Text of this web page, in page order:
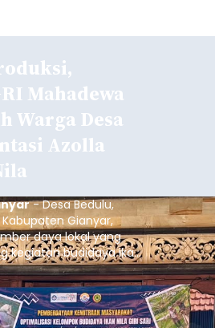
Mahadewa
Warga Desa
Azolla
- Desa Bedulu,
Gianyar,
daya lokal yang
kegiatan budidaya ikan